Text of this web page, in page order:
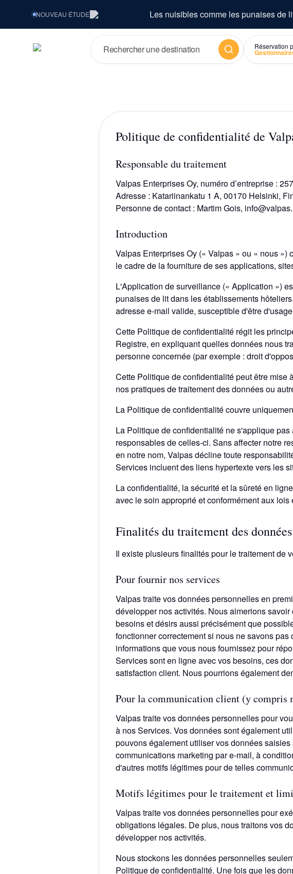
NOUVEAU ÉTUDE Les nuisibles comme les punaises de
RechercherRéservation
Politique de confidentialité de
Responsable du traitement
Valpas Enterprises Oy, numéro d’entreprise :
Adresse : Katariinankatu 1 A, 00170 Helsinki,
Personne de contact : Martim Gois,
Introduction
Valpas Enterprises Oy (« Valpas » ou « nous
le cadre de la fourniture de ses applications,
L'Application de surveillance (« Application »)
punaises de lit dans les établissements
adresse e-mail valide, susceptible d'être
Cette Politique de confidentialité régit les
Registre, en expliquant quelles données nous
personne concernée (par exemple : droit
Cette Politique de confidentialité peut être mise
nos pratiques de traitement des données ou
La Politique de confidentialité couvre
La Politique de confidentialité ne s'applique
responsables de celles-ci. Sans affecter notre
en notre nom, Valpas décline toute
Services incluent des liens hypertexte vers les
La confidentialité, la sécurité et la sûreté en
avec le soin approprié et conformément aux
Finalités du traitement des
Il existe plusieurs finalités pour le traitement de
Pour fournir nos services
Valpas traite vos données personnelles en
développer nos activités. Nous aimerions
besoins et désirs aussi précisément que
fonctionner correctement si nous ne savons
informations que vous nous fournissez pour
Services sont en ligne avec vos besoins, ces
satisfaction client. Nous pourrions également
Pour la communication client (y compris
Valpas traite vos données personnelles pour
à nos Services. Vos données sont également
pouvons également utiliser vos données
communications marketing par e-mail, à
d'autres motifs légitimes pour de telles
Motifs légitimes pour le traitement et
Valpas traite vos données personnelles pour
obligations légales. De plus, nous traitons vos
développer nos activités.
Nous stockons les données personnelles
Politique de confidentialité. Une fois que les